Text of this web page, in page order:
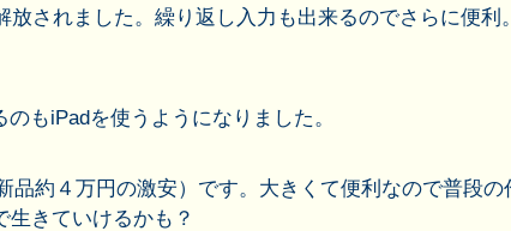
されました。繰り返し入力も出来るのでさらに便利
もiPadを使うようになりました。
約４万円の激安）です。大きくて便利なので普段の
きていけるかも？